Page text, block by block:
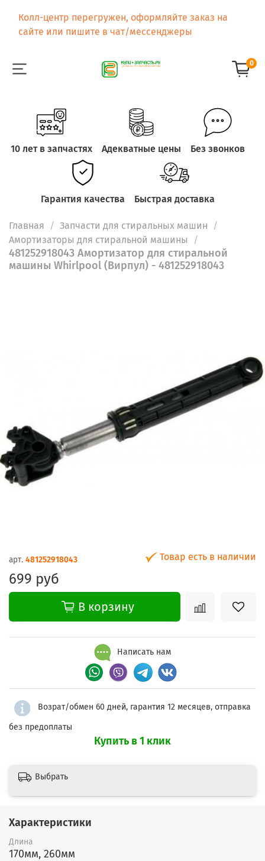
Колл-центр перегружен, оформляйте заказ на
сайте или пишите в чат/мессенджеры
0
10 лет в запчастях Адекватные цены Без звонков
Гарантия качества Быстрая доставка
Главная
Запчасти для стиральных машин
Амортизаторы для стиральной машины
481252918043 Амортизатор для стиральной
машины Whirlpool (Вирпул) - 481252918043
арт. 481252918043 Товар есть в наличии
699 руб
В корзину
Написать нам
Возрат/обмен 60 дней, гарантия 12 месяцев, отправка
без предоплаты
Купить в 1 клик
Выбрать
Характеристики
Длина
170мм, 260мм